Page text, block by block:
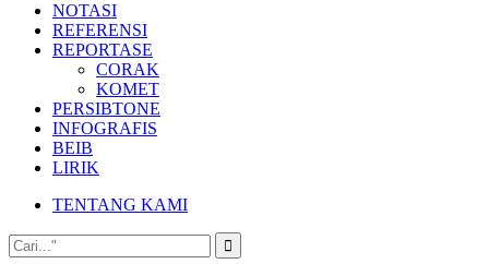
NOTASI
REFERENSI
REPORTASE
CORAK
KOMET
PERSIBTONE
INFOGRAFIS
BEIB
LIRIK
TENTANG KAMI